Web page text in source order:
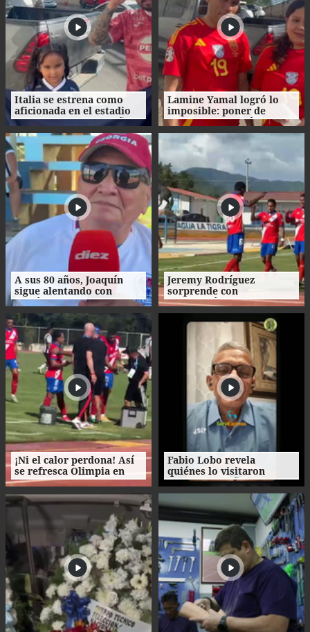
Italia se estrena como
aficionada en el estadio
de la capital hondureña
Lamine Yamal logró lo
imposible: poner de
acuerdo a un culé y una
madridista
A sus 80 años, Joaquín
sigue alentando con
pasión a Olimpia
Jeremy Rodríguez
sorprende con
celebración al estilo de
George Welcome
¡Ni el calor perdona! Así
se refresca Olimpia en
Catacamas
Fabio Lobo revela
quiénes lo visitaron
durante sus años de
prisión